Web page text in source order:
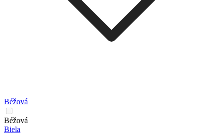
Béžová
Béžová
Biela